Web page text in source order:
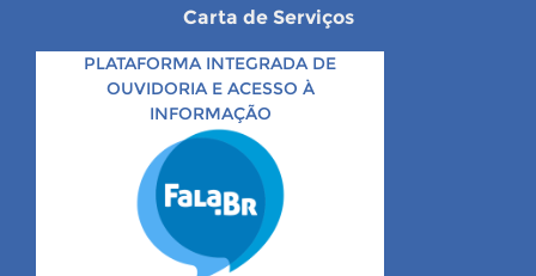
Carta de Serviços
PLATAFORMA INTEGRADA DE
OUVIDORIA E ACESSO À
INFORMAÇÃO